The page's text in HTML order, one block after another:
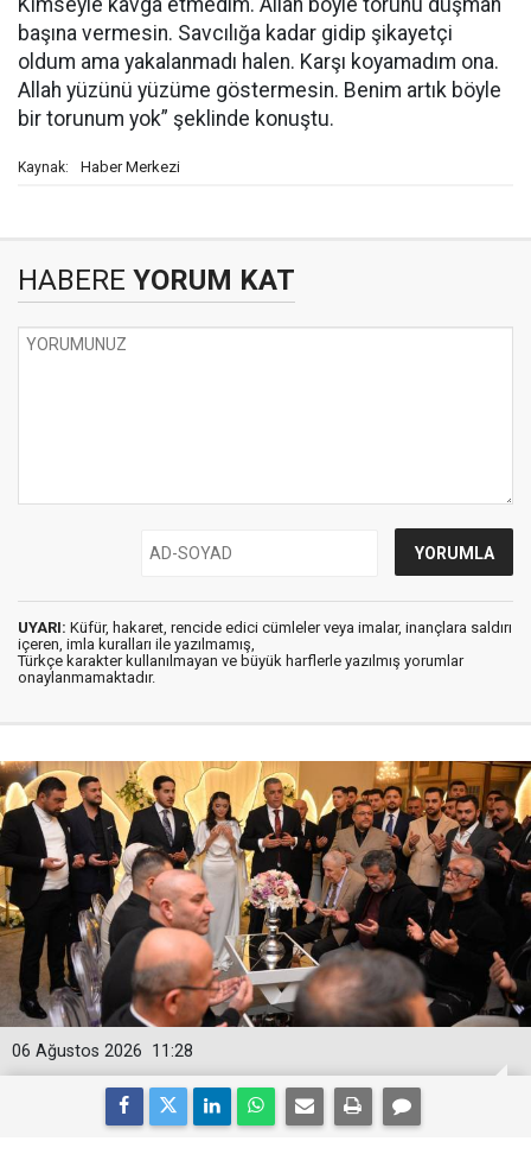
Kimseyle kavga etmedim. Allah böyle torunu düşman
başına vermesin. Savcılığa kadar gidip şikayetçi
oldum ama yakalanmadı halen. Karşı koyamadım ona.
Allah yüzünü yüzüme göstermesin. Benim artık böyle
bir torunum yok” şeklinde konuştu.
Kaynak: Haber Merkezi
HABERE YORUM KAT
UYARI: Küfür, hakaret, rencide edici cümleler veya imalar, inançlara saldırı
içeren, imla kuralları ile yazılmamış,
Türkçe karakter kullanılmayan ve büyük harflerle yazılmış yorumlar
onaylanmamaktadır.
11:28
06 Ağustos 2026